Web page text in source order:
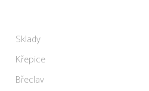
Sklady
Křepice
Břeclav